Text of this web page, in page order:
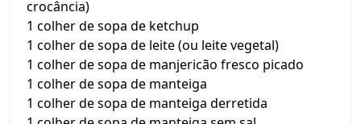
crocância)
1 colher de sopa de ketchup
1 colher de sopa de leite (ou leite vegetal)
1 colher de sopa de manjericão fresco picado
1 colher de sopa de manteiga
1 colher de sopa de manteiga derretida